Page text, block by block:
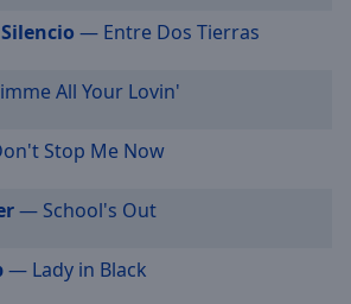
— Entre Dos Tierras
All Your Lovin'
Stop Me Now
— School's Out
— Lady in Black